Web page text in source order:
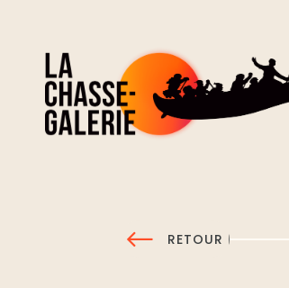
RETOUR